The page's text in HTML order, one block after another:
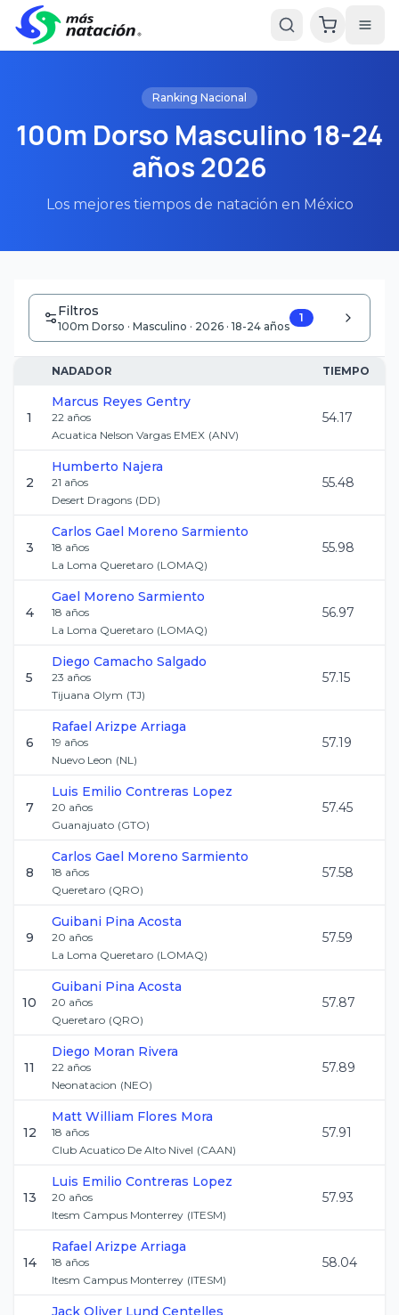
Ranking Nacional
100m Dorso Masculino 18-24
años 2026
Los mejores tiempos de natación en México
Filtros
100m Dorso · Masculino · 2026 · 18-24 años
1
NADADOR TIEMPO
1
Marcus Reyes Gentry
22 años
Acuatica Nelson Vargas EMEX (ANV)
54.17
2
Humberto Najera
21 años
Desert Dragons (DD)
55.48
3
Carlos Gael Moreno Sarmiento
18 años
La Loma Queretaro (LOMAQ)
55.98
4
Gael Moreno Sarmiento
18 años
La Loma Queretaro (LOMAQ)
56.97
5
Diego Camacho Salgado
23 años
Tijuana Olym (TJ)
57.15
6
Rafael Arizpe Arriaga
19 años
Nuevo Leon (NL)
57.19
7
Luis Emilio Contreras Lopez
20 años
Guanajuato (GTO)
57.45
8
Carlos Gael Moreno Sarmiento
18 años
Queretaro (QRO)
57.58
9
Guibani Pina Acosta
20 años
La Loma Queretaro (LOMAQ)
57.59
10
Guibani Pina Acosta
20 años
Queretaro (QRO)
57.87
11
Diego Moran Rivera
22 años
Neonatacion (NEO)
57.89
12
Matt William Flores Mora
18 años
Club Acuatico De Alto Nivel (CAAN)
57.91
13
Luis Emilio Contreras Lopez
20 años
Itesm Campus Monterrey (ITESM)
57.93
14
Rafael Arizpe Arriaga
18 años
Itesm Campus Monterrey (ITESM)
58.04
Jack Oliver Lund Centelles